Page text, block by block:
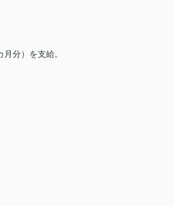
分）を支給。